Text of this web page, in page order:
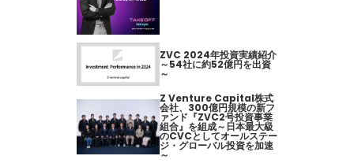
ZVC 2024年投資実績紹介
～54社に約52億円を出資
～
Z Venture Capital株式
会社、300億円規模の新フ
ァンド『ZVC2号投資事業
組合』を組成～日本最大級
のCVCとしてオールステー
ジ・グローバル投資を加速
～